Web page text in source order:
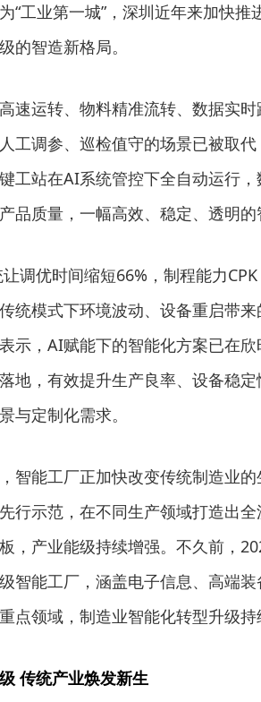
“工业第一城”，深圳近年来加快
的智造新格局。
速运转、物料精准流转、数据实
工调参、巡检值守的场景已被取
工站在AI系统管控下全自动运行，
品质量，一幅高效、稳定、透明的
让调优时间缩短66%，制程能力
统模式下环境波动、设备重启带
示，AI赋能下的智能化方案已在
地，有效提升生产良率、设备稳
与定制化需求。
智能工厂正加快改变传统制造业
行示范，在不同生产领域打造出
，产业能级持续增强。不久前，
智能工厂，涵盖电子信息、高端装
点领域，制造业智能化转型升级持
传统产业焕发新生